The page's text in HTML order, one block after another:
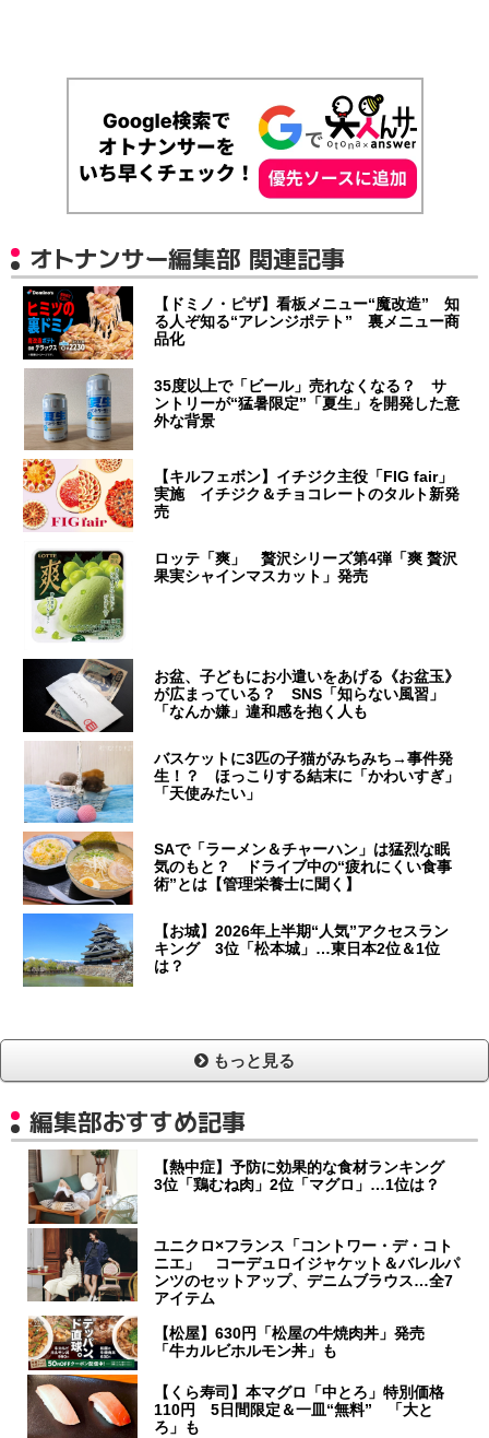
オトナンサー編集部 関連記事
【ドミノ・ピザ】看板メニュー“魔改造” 知
る人ぞ知る“アレンジポテト” 裏メニュー商
品化
35度以上で「ビール」売れなくなる？ サ
ントリーが“猛暑限定”「夏生」を開発した意
外な背景
【キルフェボン】イチジク主役「FIG fair」
実施 イチジク＆チョコレートのタルト新発
売
ロッテ「爽」 贅沢シリーズ第4弾「爽 贅沢
果実シャインマスカット」発売
お盆、子どもにお小遣いをあげる《お盆玉》
が広まっている？ SNS「知らない風習」
「なんか嫌」違和感を抱く人も
バスケットに3匹の子猫がみちみち→事件発
生！？ ほっこりする結末に「かわいすぎ」
「天使みたい」
SAで「ラーメン＆チャーハン」は猛烈な眠
気のもと？ ドライブ中の“疲れにくい食事
術”とは【管理栄養士に聞く】
【お城】2026年上半期“人気”アクセスラン
キング 3位「松本城」…東日本2位＆1位
は？
もっと見る
編集部おすすめ記事
【熱中症】予防に効果的な食材ランキング
3位「鶏むね肉」2位「マグロ」…1位は？
ユニクロ×フランス「コントワー・デ・コト
ニエ」 コーデュロイジャケット＆バレルパ
ンツのセットアップ、デニムブラウス…全7
アイテム
【松屋】630円「松屋の牛焼肉丼」発売
「牛カルビホルモン丼」も
【くら寿司】本マグロ「中とろ」特別価格
110円 5日間限定＆一皿“無料” 「大と
ろ」も